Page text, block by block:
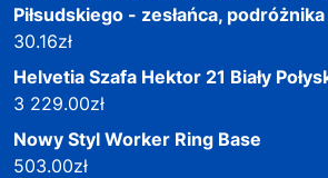
Piłsudskiego - zesłańca,
30.16zł
Helvetia Szafa Hektor 21 Biały
3 229.00zł
Nowy Styl Worker Ring Base
503.00zł